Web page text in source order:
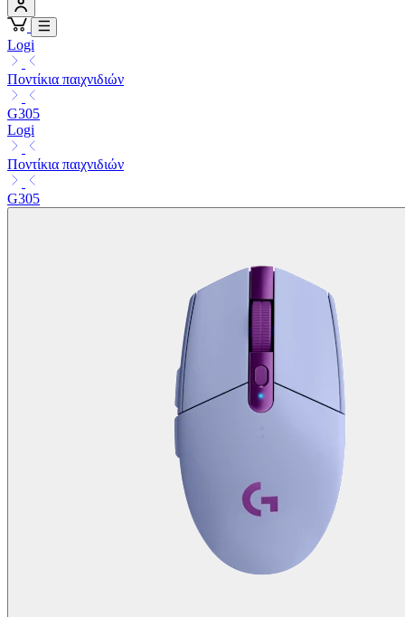
Logi
Ποντίκια παιχνιδιών
G305
Logi
Ποντίκια παιχνιδιών
G305